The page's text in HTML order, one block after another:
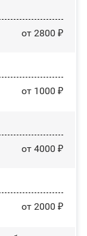
от 2800 ₽
от 1000 ₽
от 4000 ₽
от 2000 ₽